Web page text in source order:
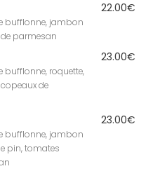
bufflonne, jambon
parmesan
22.00€
bufflonne, roquette,
de
23.00€
bufflonne, jambon
pin, tomates
23.00€